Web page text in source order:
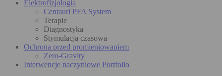
Elektrofizjologia
Centauri PFA System
Terapie
Diagnostyka
Stymulacja czasowa
Ochrona przed promieniowaniem
Zero-Gravity
Interwencje naczyniowe Portfolio